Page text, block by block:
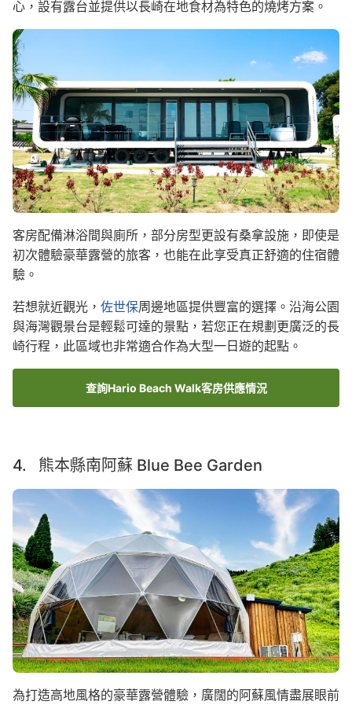
心，設有露台並提供以長崎在地食材為特色的燒烤方案。
Image
客房配備淋浴間與廁所，部分房型更設有桑拿設施，即使是
初次體驗豪華露營的旅客，也能在此享受真正舒適的住宿體
驗。
若想就近觀光， 佐世保周邊地區提供豐富的選擇。沿海公園
與海灣觀景台是輕鬆可達的景點，若您正在規劃更廣泛的長
崎行程，此區域也非常適合作為大型一日遊的起點。
查詢Hario Beach Walk客房供應情況
4. 熊本縣南阿蘇 Blue Bee Garden
Image
為打造高地風格的豪華露營體驗，廣闊的阿蘇風情盡展眼前